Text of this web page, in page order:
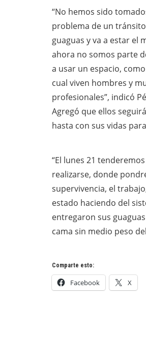
“No hemos sido
problema de un
guaguas y va a estar el
ahora no somos parte
a usar un espacio,
cual viven hombres y
profesionales”, indicó
Agregó que ellos
hasta con sus vidas
“El lunes 21
realizarse, donde
supervivencia, el
estado haciendo del
entregaron sus
cama sin medio peso
Comparte esto:
Facebook X